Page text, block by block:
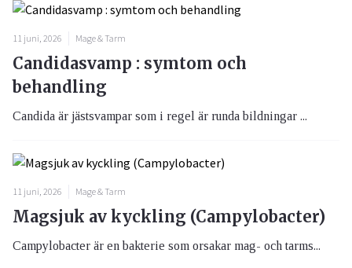
11 juni, 2026 Mage & Tarm
Candidasvamp : symtom och
behandling
Candida är jästsvampar som i regel är runda bildningar ...
11 juni, 2026 Mage & Tarm
Magsjuk av kyckling (Campylobacter)
Campylobacter är en bakterie som orsakar mag- och tarms...